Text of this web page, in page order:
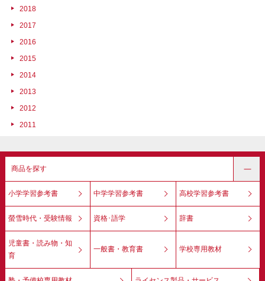
2018
2017
2016
2015
2014
2013
2012
2011
商品を探す
小学学習参考書 中学学習参考書 高校学習参考書
螢雪時代・受験情報 資格･語学 辞書
児童書・読み物・知
育
一般書・教育書 学校専用教材